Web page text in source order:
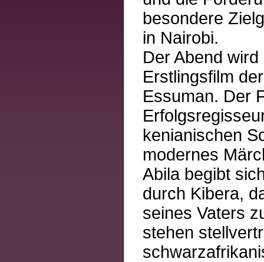
besondere
in Nairobi.
Der Abend
Erstlingsfilm
Essuman. Der
kenianischen
modernes
Abila begibt
durch Kibera,
seines Vaters
stehen